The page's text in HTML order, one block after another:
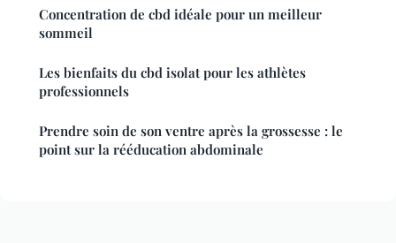
Concentration de cbd idéale pour un meilleur
sommeil
Les bienfaits du cbd isolat pour les athlètes
professionnels
Prendre soin de son ventre après la grossesse : le
point sur la rééducation abdominale